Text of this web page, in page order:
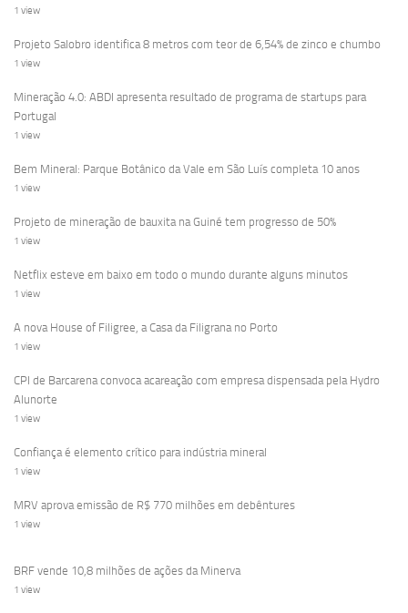
1 view
Projeto Salobro identifica 8 metros com teor de 6,54% de zinco e chumbo
1 view
Mineração 4.0: ABDI apresenta resultado de programa de startups para
Portugal
1 view
Bem Mineral: Parque Botânico da Vale em São Luís completa 10 anos
1 view
Projeto de mineração de bauxita na Guiné tem progresso de 50%
1 view
Netflix esteve em baixo em todo o mundo durante alguns minutos
1 view
A nova House of Filigree, a Casa da Filigrana no Porto
1 view
CPI de Barcarena convoca acareação com empresa dispensada pela Hydro
Alunorte
1 view
Confiança é elemento crítico para indústria mineral
1 view
MRV aprova emissão de R$ 770 milhões em debêntures
1 view
BRF vende 10,8 milhões de ações da Minerva
1 view